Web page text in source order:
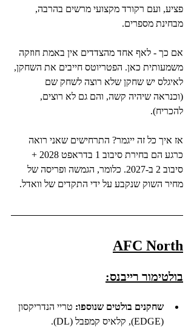
פציע, ועם רקורד מקצועי מרשים בהרבה,
מבחינת מספרים.
אם כך - לאף אחד מהצדדים אין באמת חוזקה
משמעותית כאן. הפטריוטס חייבים את השחקן,
לאיגלס יש שחקן שלא רוצה לשחק שם
(וכנראה שיהיה קשה, והם גם לא רוצים,
להכריח).
אז איך כל זה ייגמר? התרחישים שאני רואה
כרגע הם בחירת סיבוב 1 בדראפט 2028 +
סיבוב 2 ב-2027. כלומר, הגמשה ופריסה של
מחיר השוק שנקבע על ידי התקדים של וואדל.
AFC North
בולטימור רייבנס:
שחקנים בולטים שנוספו: טריי הנדריקסון
(EDGE), קלאיס קמפבל (DL).